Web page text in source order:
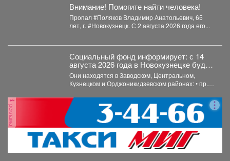
Внимание! Помогите найти человека!
Пропал #Поляков Владимир Анатольевич, 65
лет, г. #Новокузнецк. С 2 августа 2026 года его...
Социальный фонд информирует: с 14
августа 2026 года в Новокузнецке будут
работать пять клиентских служб, куда
можно обратиться за услугами или
консультацией.
Они находятся в Заводском, Центральном,
Кузнецком и Орджоникидзевском районах: • пр.
реклама